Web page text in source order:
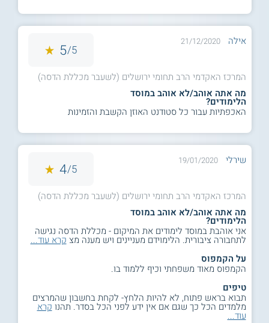
אילה 21/12/2020
5/
5
המרכז האקדמי הרב תחומי ירושלים (לשעבר מכללת הדסה)
מה אתה אוהב/לא אוהב במוסד
הלימודים?
האכפתיות עבור כל סטודנט האוזן הקשבת והזמינות
שירלי 19/01/2020
5/
4
המרכז האקדמי הרב תחומי ירושלים (לשעבר מכללת הדסה)
מה אתה אוהב/לא אוהב במוסד
הלימודים?
אני אוהבת במוסד לימודים את המיקום - מכללת הדסה נגישה
לתחבורה ציבורית. הלימוידם מעניינים ויש מענה מצ קרא עוד...
על הקמפוס
הקמפוס מאוד משפחתי וכיף ללמוד בו.
טיפים
תבוא בראש פתוח, לא להיות הלחץ- לקחת בחשבון שהמרצים
מלמדים הכל כך שגם אם אין ידע לפני הכל בסדר. תהנו קרא
עוד...